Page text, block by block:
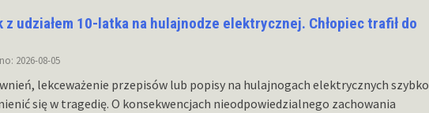
z udziałem 10-latka na hulajnodze elektrycznej. Chłopiec trafił do
2026-08-05
lekceważenie przepisów lub popisy na hulajnogach elektrycznych szybko
się w tragedię. O konsekwencjach nieodpowiedzialnego zachowania